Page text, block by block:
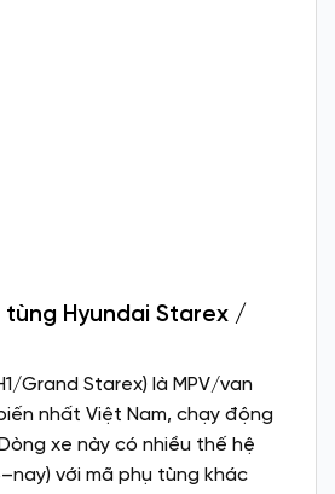
tùng Hyundai Starex /
Grand Starex) là MPV/van
nhất Việt Nam, chạy động
xe này có nhiều thế hệ
với mã phụ tùng khác